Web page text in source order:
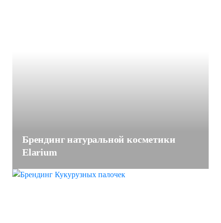
Брендинг натуральной косметики
Elarium